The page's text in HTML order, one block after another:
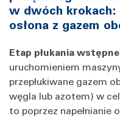
w dwóch krokach:
osłona z gazem
Etap płukania
uruchomieniem
przepłukiwane gazem
węgla lub azotem) w
to poprzez